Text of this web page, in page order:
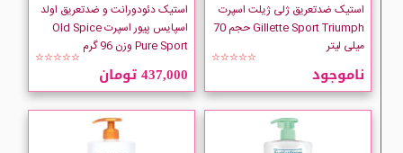
CARLINA
Casanova
CeraVe
استیک ضدتعریق ژلی ژیلت اسپرت
Gillette Sport Triumph حجم 70
میلی لیتر
☆☆☆☆☆
ناموجود
استیک دئودورانت و ضدتعریق اولد
اسپایس پیور اسپرت Old Spice
Pure Sport وزن 96 گرم
☆☆☆☆☆
437,000 تومان